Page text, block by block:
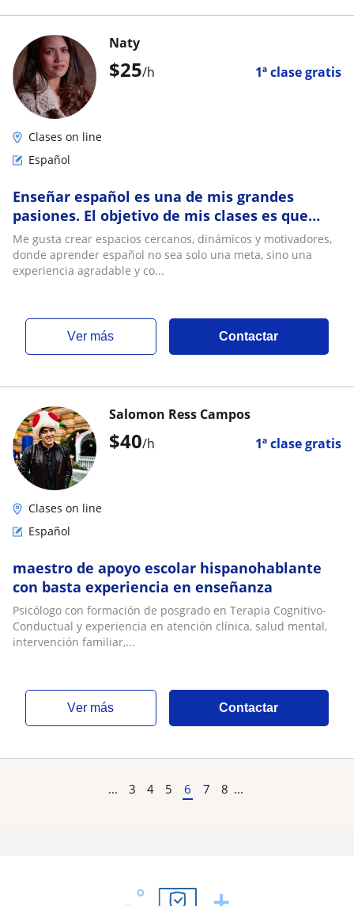
$25/h 1ª clase gratis
Naty
Clases on line
Español
Enseñar español es una de mis grandes
pasiones. El objetivo de mis clases es que
hables con confianza, de manera natural y
práctic
Me gusta crear espacios cercanos, dinámicos y motivadores,
donde aprender español no sea solo una meta, sino una
experiencia agradable y co...
ver más Contactar
$40/h 1ª clase gratis
Salomon Ress Campos
Clases on line
Español
maestro de apoyo escolar hispanohablante
con basta experiencia en enseñanza
Psicólogo con formación de posgrado en Terapia Cognitivo-
Conductual y experiencia en atención clínica, salud mental,
intervención familiar,...
ver más Contactar
... 3 4 5 6 7 8 ...